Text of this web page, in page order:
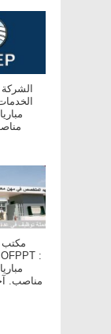
مكتب